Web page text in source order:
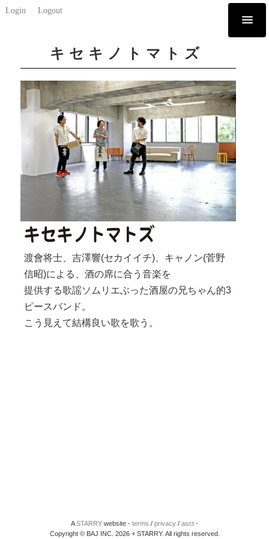
Login Logout
キセキノトマトズ
渡會将士、吉澤響(セカイイチ)、キャノン(菅野
信昭)による、酒の席に合う音楽を
提供する歌謡ソムリエぶった酒屋の兄ちゃん的3
ピースバンド。
こう見えて結構良い歌を歌う。
ASTARRY website - terms / privacy / asct -
Copyright © BAJ INC. 2026 + STARRY. All rights reserved.